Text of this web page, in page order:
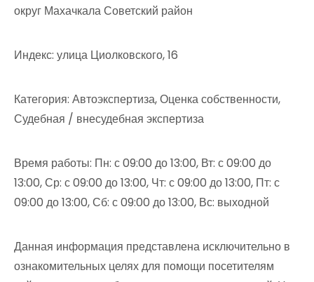
округ Махачкала Советский район
Индекс: улица Циолковского, 16
Категория: Автоэкспертиза, Оценка собственности,
Судебная / внесудебная экспертиза
Время работы: Пн: с 09:00 до 13:00, Вт: с 09:00 до
13:00, Ср: с 09:00 до 13:00, Чт: с 09:00 до 13:00, Пт: с
09:00 до 13:00, Сб: с 09:00 до 13:00, Вс: выходной
Данная информация представлена исключительно в
ознакомительных целях для помощи посетителям